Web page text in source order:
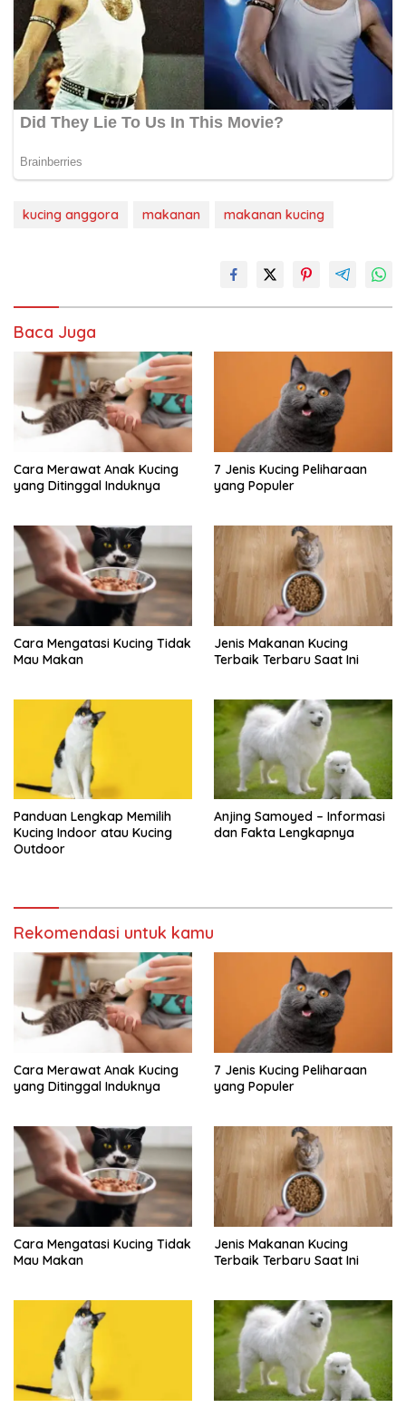
kucing anggora makanan makanan kucing
Baca Juga
Cara Merawat Anak Kucing
yang Ditinggal Induknya
7 Jenis Kucing Peliharaan
yang Populer
Cara Mengatasi Kucing Tidak
Mau Makan
Jenis Makanan Kucing
Terbaik Terbaru Saat Ini
Panduan Lengkap Memilih
Kucing Indoor atau Kucing
Outdoor
Anjing Samoyed – Informasi
dan Fakta Lengkapnya
Rekomendasi untuk kamu
Cara Merawat Anak Kucing
yang Ditinggal Induknya
7 Jenis Kucing Peliharaan
yang Populer
Cara Mengatasi Kucing Tidak
Mau Makan
Jenis Makanan Kucing
Terbaik Terbaru Saat Ini